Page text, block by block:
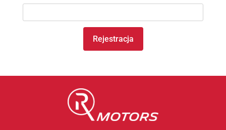
Rejestracja